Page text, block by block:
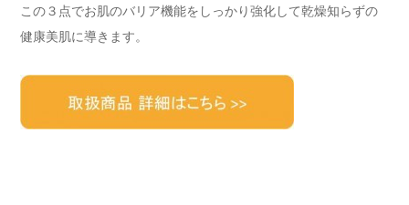
この３点でお肌のバリア機能をしっかり強化して乾燥知らずの
健康美肌に導きます。